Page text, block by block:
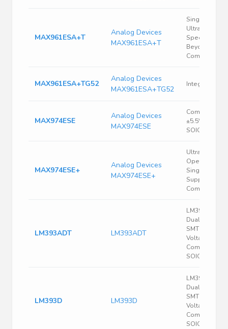
MAX961ESA+T
Analog Devices
MAX961ESA+T
Single/Dual/
Ultra-High-
Speed, +3V/
Beyond-the-
Comparators
MAX961ESA+TG52
Analog Devices
MAX961ESA+TG52
Integrated
MAX974ESE
Analog Devices
MAX974ESE
Comparator
±5.5V/11V 16-
SOIC N
MAX974ESE+
Analog Devices
MAX974ESE+
Ultra-Low-
Open-Drain,
Single/Dual-
Supply
Comparators
LM393ADT LM393ADT
LM393 Series
Dual 36 V
SMT Low
Voltage
Comparator -
SOIC-8
LM393D LM393D
LM393 Series
Dual 36 V
SMT Low
Voltage
Comparator -
SOIC-8